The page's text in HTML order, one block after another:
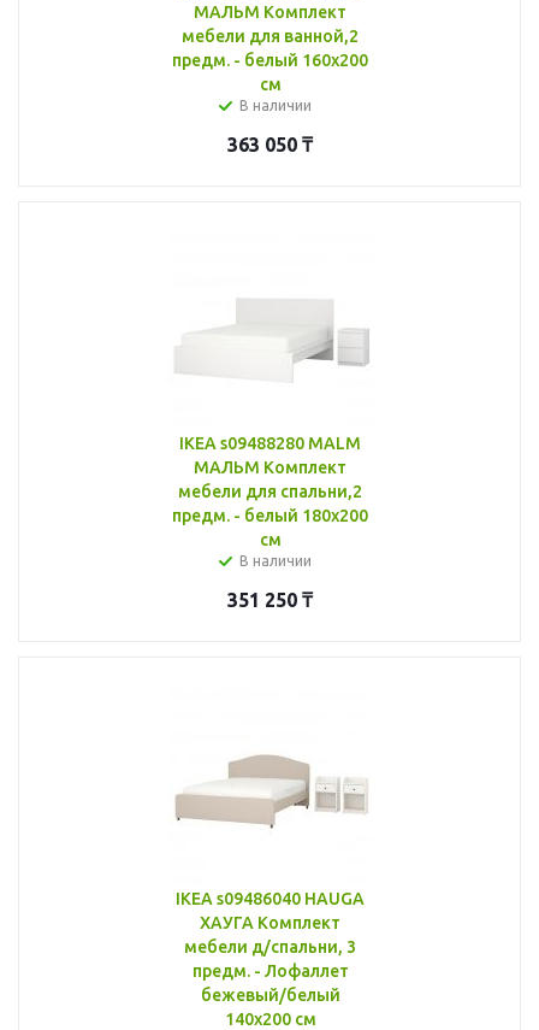
МАЛЬМ Комплект
мебели для ванной,2
предм. - белый 160x200
см
В наличии
363 050 ₸
IKEA s09488280 MALM
МАЛЬМ Комплект
мебели для спальни,2
предм. - белый 180x200
см
В наличии
351 250 ₸
IKEA s09486040 HAUGA
ХАУГА Комплект
мебели д/спальни, 3
предм. - Лофаллет
бежевый/белый
140x200 см